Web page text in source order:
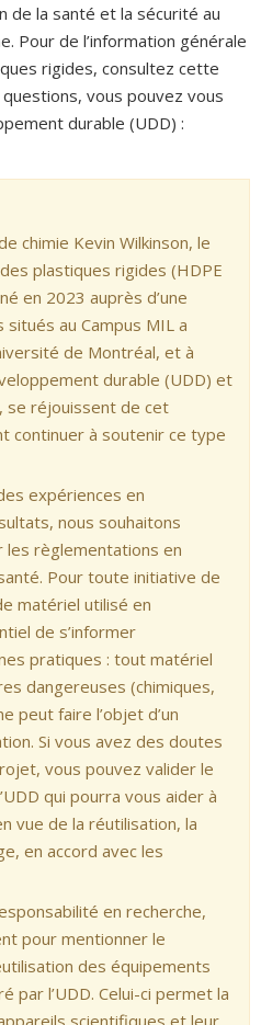
de la santé et la sécurité au
Pour de l’information générale
rigides, consultez cette
questions, vous pouvez vous
durable (UDD) :
chimie Kevin Wilkinson, le
plastiques rigides (HDPE
en 2023 auprès d’une
au Campus MIL a
de Montréal, et à
durable (UDD) et
se réjouissent de cet
continuer à soutenir ce type
expériences en
nous souhaitons
règlementations en
Pour toute initiative de
matériel utilisé en
de s’informer
pratiques : tout matériel
dangereuses (chimiques,
peut faire l’objet d’un
Si vous avez des doutes
vous pouvez valider le
qui pourra vous aider à
vue de la réutilisation, la
en accord avec les
en recherche,
pour mentionner le
des équipements
par l’UDD. Celui-ci permet la
scientifiques et leur